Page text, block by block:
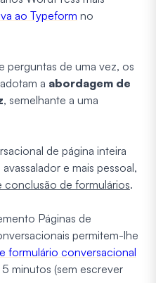
ao Typeform no
perguntas de uma vez, os
a abordagem de
, semelhante a uma
de página inteira
e mais pessoal,
conclusão de formulários.
Páginas de
permitem-lhe
formulário conversacional
minutos (sem escrever